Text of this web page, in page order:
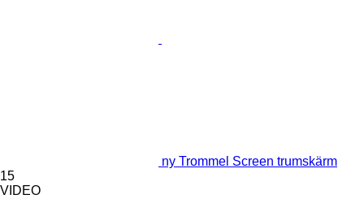
ny Trommel Screen trumskärm
15
VIDEO